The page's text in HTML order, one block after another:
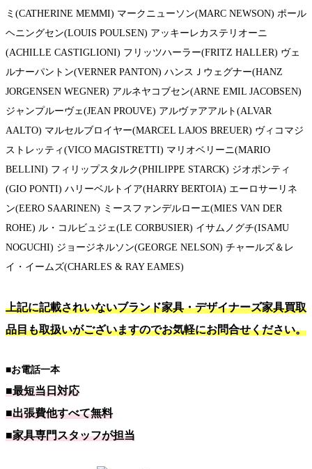
ミ(CATHERINE MEMMI) マークニューソン(MARC NEWSON) ポール
ヘニングセン(LOUIS POULSEN) アッキーレカステリオーニ
(ACHILLE CASTIGLIONI) フリッツハーラー(FRITZ HALLER) ヴェ
ルナーパントン(VERNER PANTON) ハンスＪウェグナー(HANZ
JORGENSEN WEGNER) アルネヤコブセン(ARNE EMIL JACOBSEN)
ジャンプルーヴェ(JEAN PROUVE) アルヴァアアルト(ALVAR
AALTO) マルセルブロイヤー(MARCEL LAJOS BREUER) ヴィコマジ
ストレッティ(VICO MAGISTRETTI) マリオベリーニ(MARIO
BELLINI) フィリップスタルク(PHILIPPE STARCK) ジオポンティ
(GIO PONTI) ハリーベルトイア(HARRY BERTOIA) エーロサーリネ
ン(EERO SAARINEN) ミースファンデルローエ(MIES VAN DER
ROHE) ル・コルビュジェ(LE CORBUSIER) イサムノグチ(ISAMU
NOGUCHI) ジョージネルソン(GEORGE NELSON) チャールズ＆レ
イ・イームズ(CHARLES & RAY EAMES)
上記に記載されいないブランド家具・デザイナーズ家具買取
品目も取扱いがございますのでお気軽にお問合せください。
■お電話一本
■最短当日対応
■出張費他すべて無料
■家具専門スタッフが担当